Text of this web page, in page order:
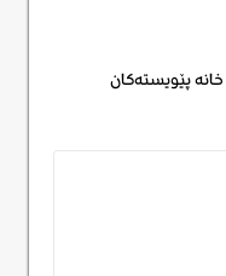
خانە پێویستەکان